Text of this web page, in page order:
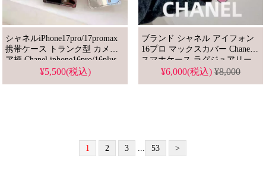
シャネルiPhone17pro/17promax
携帯ケース トランク型 カメリ
ア柄 Chanel iphone16pro/16plus
ケース ダイヤモンド付き 四角
¥5,500(税込)
ブランド シャネル アイフォン
16プロ マックスカバー Chanel
スマホケース ラグジュアリー
iphoneケース 芸能人愛用
¥6,000(税込)¥8,000
1 2 3 53 >